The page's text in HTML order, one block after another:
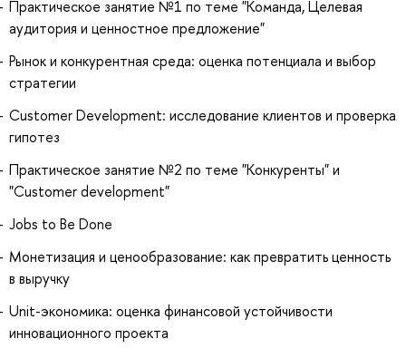
Практическое занятие №1 по теме "Команда, Целевая
аудитория и ценностное предложение"
Рынок и конкурентная среда: оценка потенциала и выбор
стратегии
Customer Development: исследование клиентов и проверка
гипотез
Практическое занятие №2 по теме "Конкуренты" и
"Customer development"
Jobs to Be Done
Монетизация и ценообразование: как превратить ценность
в выручку
Unit-экономика: оценка финансовой устойчивости
инновационного проекта